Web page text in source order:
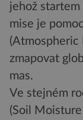
jehož
mise je
(Atmospheric
zmapovat
mas.
Ve stejném
(Soil